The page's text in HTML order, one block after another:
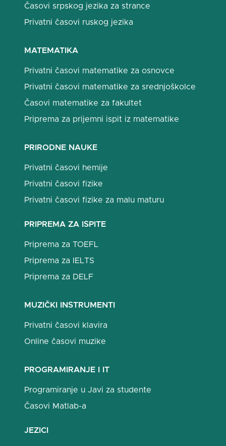
Časovi srpskog jezika za strance
Privatni časovi ruskog jezika
MATEMATIKA
Privatni časovi matematike za osnovce
Privatni časovi matematike za srednjoškolce
Časovi matematike za fakultet
Priprema za prijemni ispit iz matematike
PRIRODNE NAUKE
Privatni časovi hemije
Privatni časovi fizike
Privatni časovi fizike za malu maturu
PRIPREMA ZA ISPITE
Priprema za TOEFL
Priprema za IELTS
Priprema za DELF
MUZIČKI INSTRUMENTI
Privatni časovi klavira
Online časovi muzike
PROGRAMIRANJE I IT
Programiranje u Javi za studente
Časovi Matlab-a
JEZICI